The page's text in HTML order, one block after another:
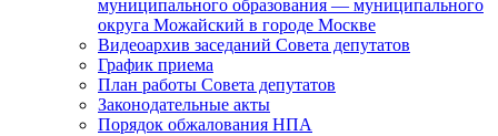
муниципального образования — муниципального
округа Можайский в городе Москве
Видеоархив заседаний Совета депутатов
График приема
План работы Совета депутатов
Законодательные акты
Порядок обжалования НПА